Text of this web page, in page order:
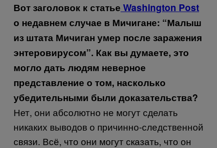
Вот заголовок к статье Washington Post
о недавнем случае в Мичигане: “Малыш
из штата Мичиган умер после заражения
энтеровирусом”. Как вы думаете, это
могло дать людям неверное
представление о том, насколько
убедительными были доказательства?
Нет, они абсолютно не могут сделать
никаких выводов о причинно-следственной
связи. Всё, что они могут сказать, что он